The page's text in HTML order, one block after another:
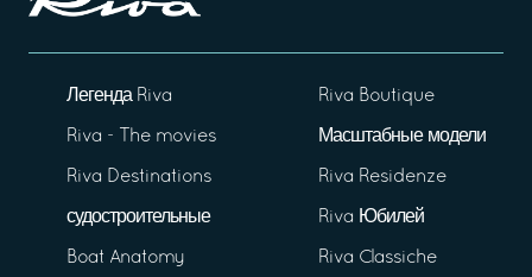
Легенда Riva
Riva - The movies
Riva Destinations
судостроительные
Boat Anatomy
Riva Boutique
Масштабные модели
Riva Residenze
Riva Юбилей
Riva Classiche